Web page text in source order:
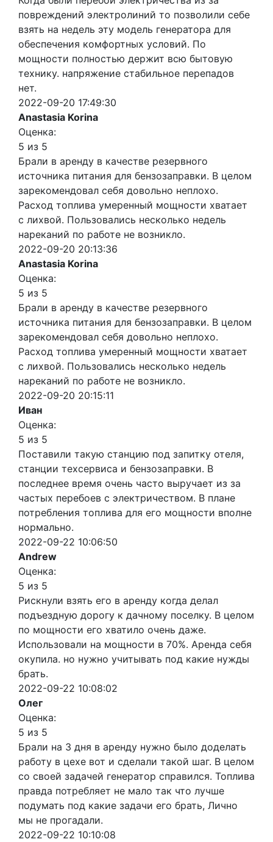
повреждений электролиний то позволили себе
взять на недель эту модель генератора для
обеспечения комфортных условий. По
мощности полностью держит всю бытовую
технику. напряжение стабильное перепадов
нет.
2022-09-20 17:49:30
Anastasia Korina
Оценка:
5 из 5
Брали в аренду в качестве резервного
источника питания для бензозаправки. В целом
зарекомендовал себя довольно неплохо.
Расход топлива умеренный мощности хватает
с лихвой. Пользовались несколько недель
нареканий по работе не возникло.
2022-09-20 20:13:36
Anastasia Korina
Оценка:
5 из 5
Брали в аренду в качестве резервного
источника питания для бензозаправки. В целом
зарекомендовал себя довольно неплохо.
Расход топлива умеренный мощности хватает
с лихвой. Пользовались несколько недель
нареканий по работе не возникло.
2022-09-20 20:15:11
Иван
Оценка:
5 из 5
Поставили такую станцию под запитку отеля,
станции техсервиса и бензозаправки. В
последнее время очень часто выручает из за
частых перебоев с электричеством. В плане
потребления топлива для его мощности вполне
нормально.
2022-09-22 10:06:50
Andrew
Оценка:
5 из 5
Рискнули взять его в аренду когда делал
подъездную дорогу к дачному поселку. В целом
по мощности его хватило очень даже.
Использовали на мощности в 70%. Аренда себя
окупила. но нужно учитывать под какие нужды
брать.
2022-09-22 10:08:02
Олег
Оценка:
5 из 5
Брали на 3 дня в аренду нужно было доделать
работу в цехе вот и сделали такой шаг. В целом
со своей задачей генератор справился. Топлива
правда потребляет не мало так что лучше
подумать под какие задачи его брать, Лично
мы не прогадали.
2022-09-22 10:10:08